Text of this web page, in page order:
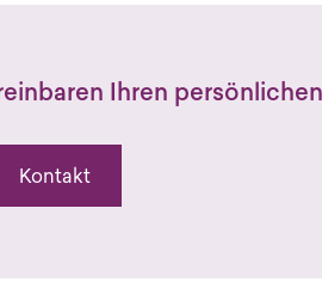
Ih­ren
Kontakt